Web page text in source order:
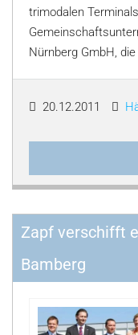
trimodalen
Nürnberg GmbH,
20.12.2011
Zapf verschifft
Bamberg